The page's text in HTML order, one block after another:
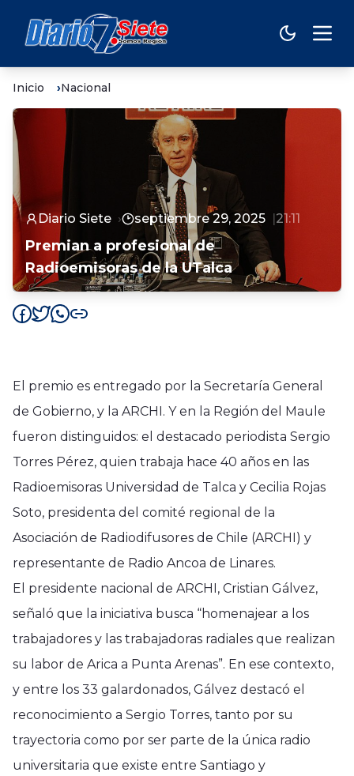
Inicio Nacional
Diario Siete septiembre 29, 2025 21:11
Premian a profesional de
Radioemisoras de la UTalca
El premio es entregado por la Secretaría General
de Gobierno, y la ARCHI. Y en la Región del Maule
fueron distinguidos: el destacado periodista Sergio
Torres Pérez, quien trabaja hace 40 años en las
Radioemisoras Universidad de Talca y Cecilia Rojas
Soto, presidenta del comité regional de la
Asociación de Radiodifusores de Chile (ARCHI) y
representante de Radio Ancoa de Linares.
El presidente nacional de ARCHI, Cristian Gálvez,
señaló que la iniciativa busca “homenajear a los
trabajadores y las trabajadoras radiales que realizan
su labor de Arica a Punta Arenas”. En ese contexto,
y entre los 33 galardonados, Gálvez destacó el
reconocimiento a Sergio Torres, tanto por su
trayectoria como por ser parte de la única radio
universitaria que existe entre Santiago y